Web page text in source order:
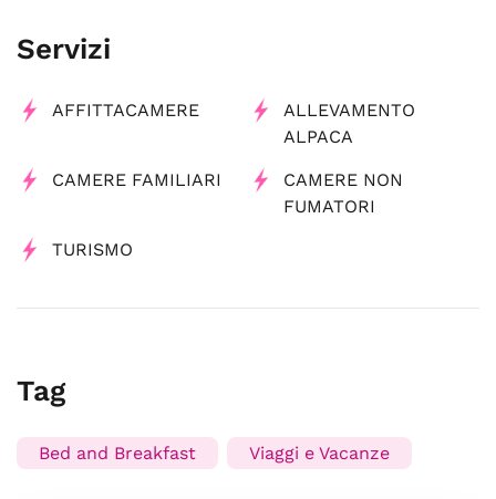
Servizi
AFFITTACAMERE
ALLEVAMENTO
ALPACA
CAMERE FAMILIARI
CAMERE NON
FUMATORI
TURISMO
Tag
Bed and Breakfast Viaggi e Vacanze